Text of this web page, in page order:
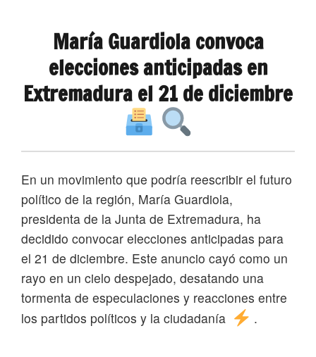
María Guardiola convoca
elecciones anticipadas en
Extremadura el 21 de diciembre
En un movimiento que podría reescribir el futuro
político de la región, María Guardiola,
presidenta de la Junta de Extremadura, ha
decidido convocar elecciones anticipadas para
el 21 de diciembre. Este anuncio cayó como un
rayo en un cielo despejado, desatando una
tormenta de especulaciones y reacciones entre
los partidos políticos y la ciudadanía
.